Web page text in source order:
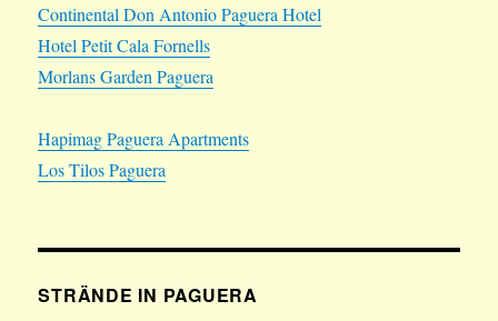
Continental Don Antonio Paguera Hotel
Hotel Petit Cala Fornells
Morlans Garden Paguera
Hapimag Paguera Apartments
Los Tilos Paguera
STRÄNDE IN PAGUERA